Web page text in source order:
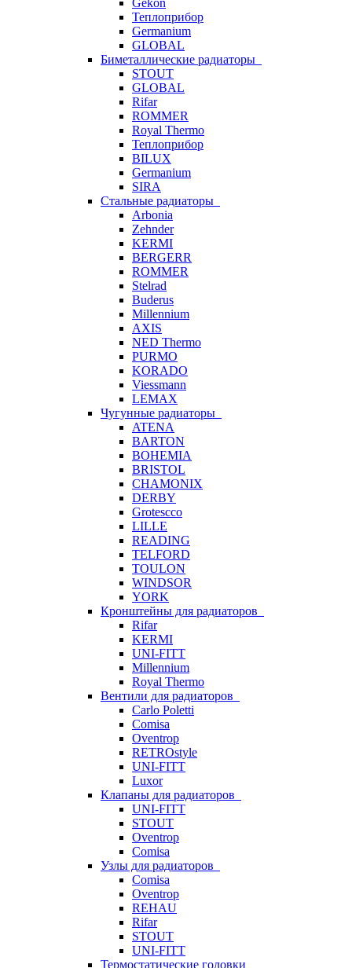
Gekon
Теплоприбор
Germanium
GLOBAL
Биметаллические радиаторы
STOUT
GLOBAL
Rifar
ROMMER
Royal Thermo
Теплоприбор
BILUX
Germanium
SIRA
Стальные радиаторы
Arbonia
Zehnder
KERMI
BERGERR
ROMMER
Stelrad
Buderus
Millennium
AXIS
NED Thermo
PURMO
KORADO
Viessmann
LEMAX
Чугунные радиаторы
ATENA
BARTON
BOHEMIA
BRISTOL
CHAMONIX
DERBY
Grotescco
LILLE
READING
TELFORD
TOULON
WINDSOR
YORK
Кронштейны для радиаторов
Rifar
KERMI
UNI-FITT
Millennium
Royal Thermo
Вентили для радиаторов
Carlo Poletti
Comisa
Oventrop
RETROstyle
UNI-FITT
Luxor
Клапаны для радиаторов
UNI-FITT
STOUT
Oventrop
Comisa
Узлы для радиаторов
Comisa
Oventrop
REHAU
Rifar
STOUT
UNI-FITT
Термостатические головки